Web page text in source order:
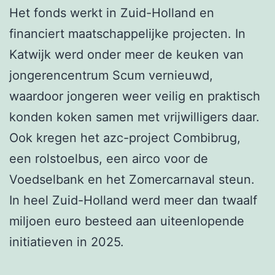
Het fonds werkt in Zuid-Holland en
financiert maatschappelijke projecten. In
Katwijk werd onder meer de keuken van
jongerencentrum Scum vernieuwd,
waardoor jongeren weer veilig en praktisch
konden koken samen met vrijwilligers daar.
Ook kregen het azc-project Combibrug,
een rolstoelbus, een airco voor de
Voedselbank en het Zomercarnaval steun.
In heel Zuid-Holland werd meer dan twaalf
miljoen euro besteed aan uiteenlopende
initiatieven in 2025.